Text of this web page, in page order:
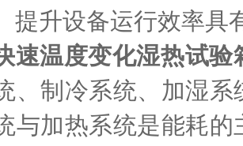
提升设备运行效率具
速温度变化湿热试验
、制冷系统、加湿
与加热系统是能耗